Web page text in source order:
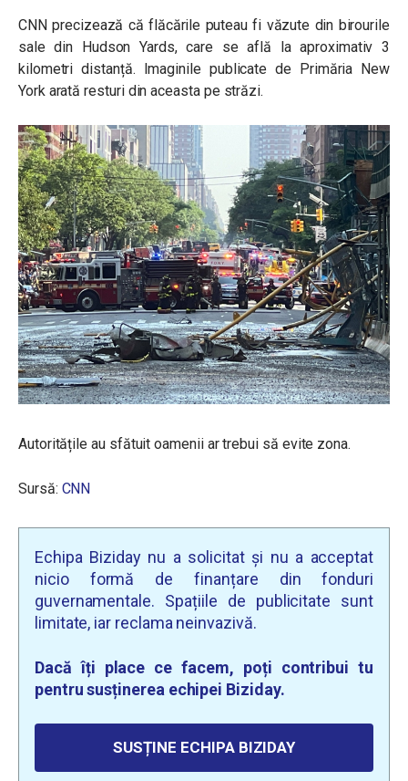
CNN precizează că flăcările puteau fi văzute din birourile
sale din Hudson Yards, care se află la aproximativ 3
kilometri distanță. Imaginile publicate de Primăria New
York arată resturi din aceasta pe străzi.
Autoritățile au sfătuit oamenii ar trebui să evite zona.
Sursă: CNN
Echipa Biziday nu a solicitat și nu a acceptat
nicio formă de finanțare din fonduri
guvernamentale. Spațiile de publicitate sunt
limitate, iar reclama neinvazivă.
Dacă îți place ce facem, poți contribui tu
pentru susținerea echipei Biziday.
SUSȚINE ECHIPA BIZIDAY